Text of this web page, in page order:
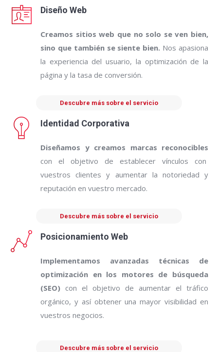
Diseño Web
Creamos sitios web que no solo se ven bien,
sino que también se siente bien. Nos apasiona
la experiencia del usuario, la optimización de la
página y la tasa de conversión.
Descubre más sobre el servicio
Identidad Corporativa
Diseñamos y creamos marcas reconocibles
con el objetivo de establecer vínculos con
vuestros clientes y aumentar la notoriedad y
reputación en vuestro mercado.
Descubre más sobre el servicio
Posicionamiento Web
Implementamos avanzadas técnicas de
optimización en los motores de búsqueda
(SEO) con el objetivo de aumentar el tráfico
orgánico, y así obtener una mayor visibilidad en
vuestros negocios.
Descubre más sobre el servicio